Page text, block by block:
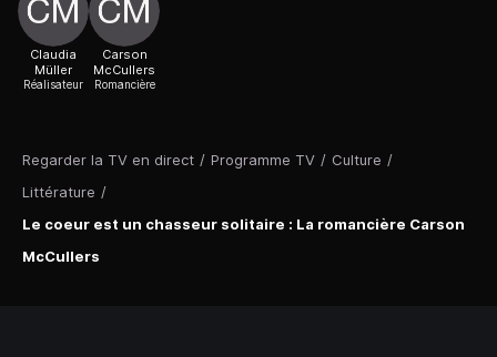
Regarder la TV en direct / Programme TV / Culture /
Littérature /
Le coeur est un chasseur solitaire : La romancière Carson
McCullers
Claudia
Müller
Réalisateur
Carson
McCullers
Romancière